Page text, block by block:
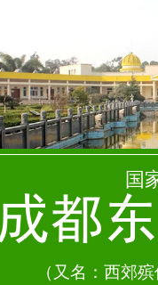
国
成都
（又名：西郊